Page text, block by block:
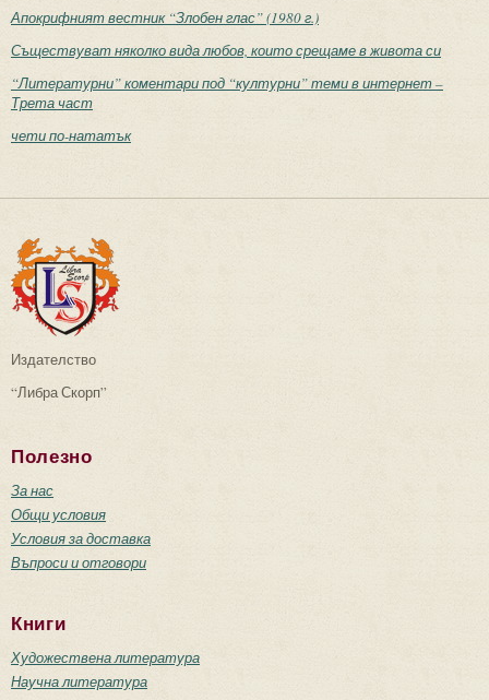
Апокрифният вестник “Злобен глас” (1980 г.)
Съществуват няколко вида любов, които срещаме в живота си
“Литературни” коментари под “културни” теми в интернет –
Трета част
чети по-нататък
Издателство
“Либра Скорп”
Полезно
За нас
Общи условия
Условия за доставка
Въпроси и отговори
Книги
Художествена литература
Научна литература